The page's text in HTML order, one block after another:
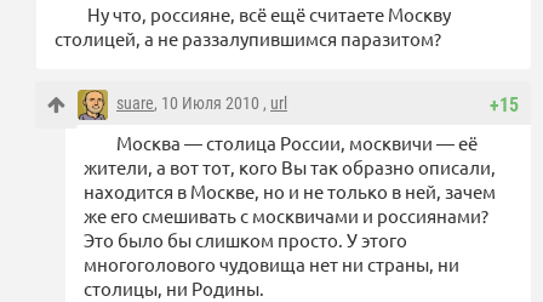
Ну что, россияне, всё ещё считаете Москву
столицей, а не раззалупившимся паразитом?
+15
suare, 10 Июля 2010 , url
Москва — столица России, москвичи — её
жители, а вот тот, кого Вы так образно описали,
находится в Москве, но и не только в ней, зачем
же его смешивать с москвичами и россиянами?
Это было бы слишком просто. У этого
многоголового чудовища нет ни страны, ни
столицы, ни Родины.